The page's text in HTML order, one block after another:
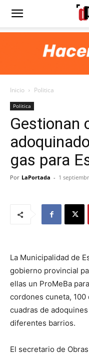
Diario
Portada
Inicio Politica
Politica
Gestionan
gas para
Por LaPortada - 1
La Municipalidad de
gobierno provincial
ellas un ProMeBa
cordones cuneta,
cuadras de
diferentes barrios.
El secretario de